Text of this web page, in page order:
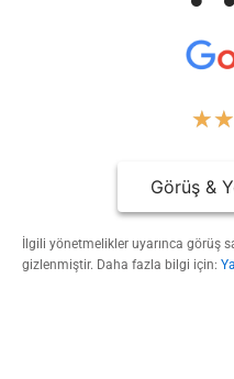
★★
Görüş &
İlgili yönetmelikler uyarınca görüş
gizlenmiştir. Daha fazla bilgi için: